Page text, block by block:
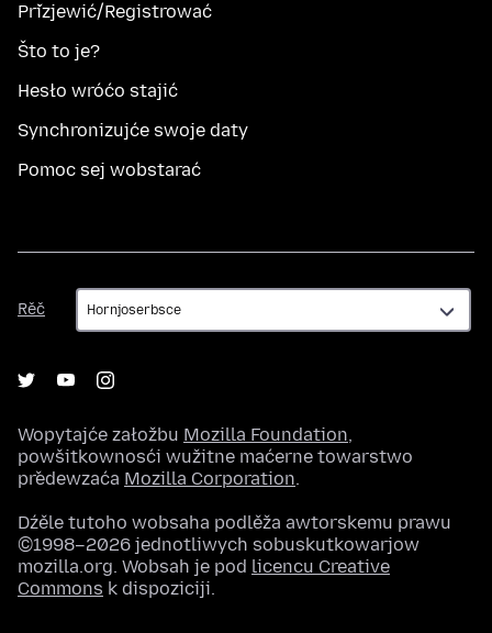
Přizjewić/Registrować
Što to je?
Hesło wróćo stajić
Synchronizujće swoje daty
Pomoc sej wobstarać
Rěč
Rěč
Wopytajće załožbu Mozilla Foundation,
powšitkownosći wužitne maćerne towarstwo
předewzaća Mozilla Corporation.
Dźěle tutoho wobsaha podlěža awtorskemu prawu
©1998–2026 jednotliwych sobuskutkowarjow
mozilla.org. Wobsah je pod licencu Creative
Commons k dispoziciji.